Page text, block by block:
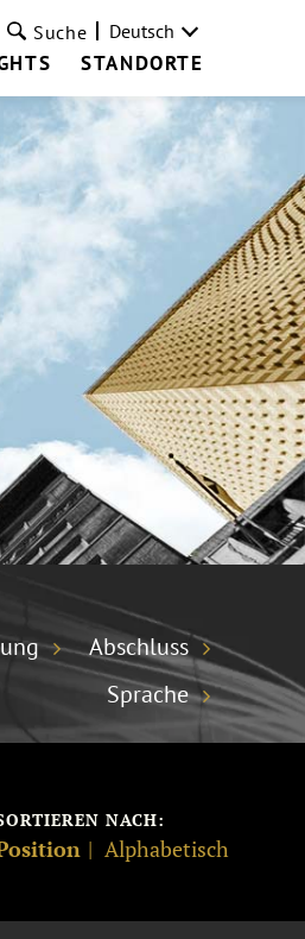
STANDORTE
Suche Deutsch
Abschluss
Sprache
NACH:
Alphabetisch